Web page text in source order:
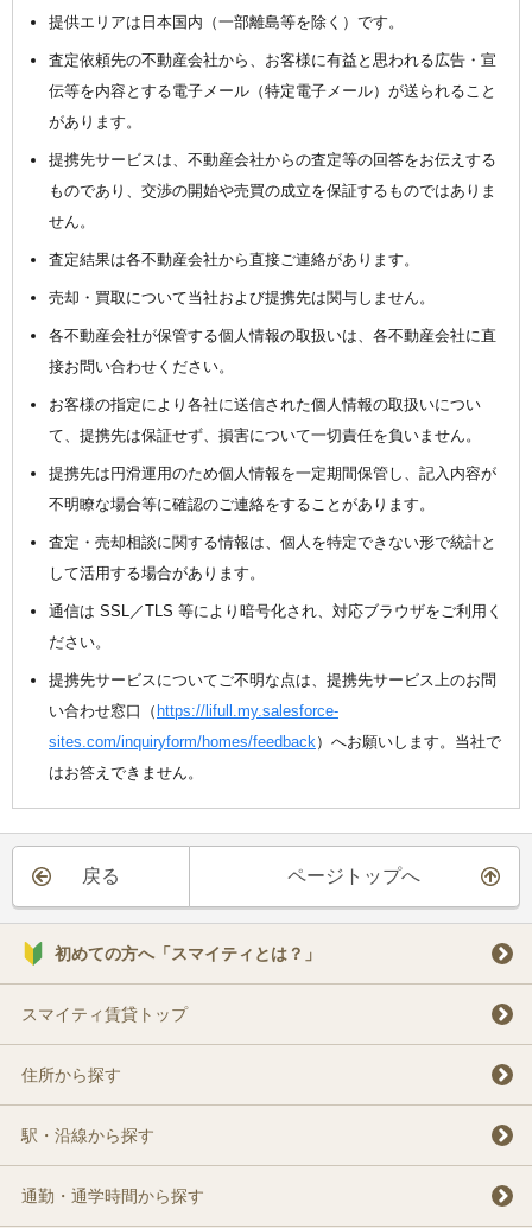
提供エリアは日本国内（一部離島等を除く）です。
査定依頼先の不動産会社から、お客様に有益と思われる広告・宣
伝等を内容とする電子メール（特定電子メール）が送られること
があります。
提携先サービスは、不動産会社からの査定等の回答をお伝えする
ものであり、交渉の開始や売買の成立を保証するものではありま
せん。
査定結果は各不動産会社から直接ご連絡があります。
売却・買取について当社および提携先は関与しません。
各不動産会社が保管する個人情報の取扱いは、各不動産会社に直
接お問い合わせください。
お客様の指定により各社に送信された個人情報の取扱いについ
て、提携先は保証せず、損害について一切責任を負いません。
提携先は円滑運用のため個人情報を一定期間保管し、記入内容が
不明瞭な場合等に確認のご連絡をすることがあります。
査定・売却相談に関する情報は、個人を特定できない形で統計と
して活用する場合があります。
通信は SSL／TLS 等により暗号化され、対応ブラウザをご利用く
ださい。
提携先サービスについてご不明な点は、提携先サービス上のお問
い合わせ窓口（ https://lifull.my.salesforce-
sites.com/inquiryform/homes/feedback ）へお願いします。当社で
はお答えできません。
戻る ページトップへ
初めての方へ「スマイティとは？」
スマイティ賃貸トップ
住所から探す
駅・沿線から探す
通勤・通学時間から探す